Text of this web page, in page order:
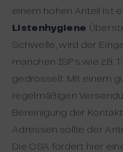
einem hohen Anteil ist
Listenhygiene.
Schwelle, wird der
manchen ISPs wie z.B.
gedrosselt. Mit einem
regelmäßigen
Bereinigung der
Adressen sollte der
Die CSA fordert hier